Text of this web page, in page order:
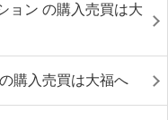
ョン の購入売買は大
購入売買は大福へ